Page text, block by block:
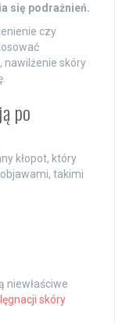
się podrażnień.
czy
nawilżenie skóry
po
kłopot, który
takimi
niewłaściwe
skóry